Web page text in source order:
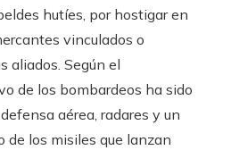
hutíes, por hostigar en
vinculados o
aliados. Según el
de los bombardeos ha sido
aérea, radares y un
de los misiles que lanzan